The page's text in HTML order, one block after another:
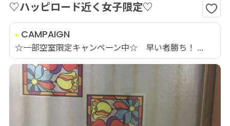
♡ハッピロード近く女子限定♡
CAMPAIGN
☆一部空室限定キャンペーン中☆ 早い者勝ち！ ...